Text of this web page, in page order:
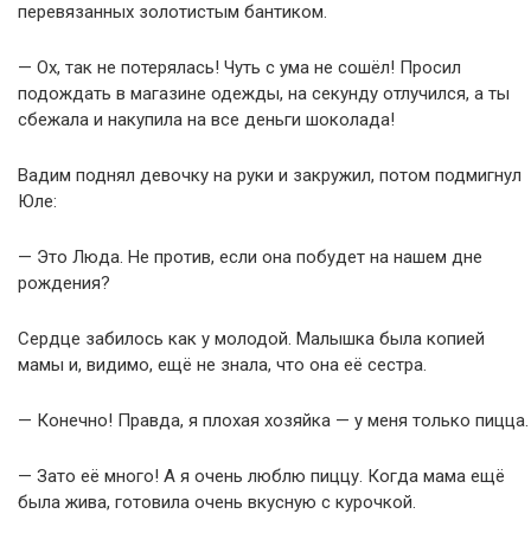
перевязанных золотистым бантиком.
— Ох, так не потерялась! Чуть с ума не сошёл! Просил
подождать в магазине одежды, на секунду отлучился, а ты
сбежала и накупила на все деньги шоколада!
Вадим поднял девочку на руки и закружил, потом подмигнул
Юле:
— Это Люда. Не против, если она побудет на нашем дне
рождения?
Сердце забилось как у молодой. Малышка была копией
мамы и, видимо, ещё не знала, что она её сестра.
— Конечно! Правда, я плохая хозяйка — у меня только пицца.
— Зато её много! А я очень люблю пиццу. Когда мама ещё
была жива, готовила очень вкусную с курочкой.